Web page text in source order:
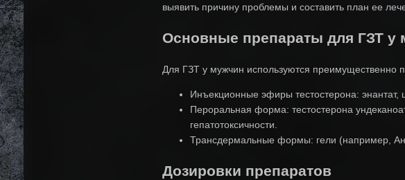
выявить причину проблемы и составить план ее
Основные препараты для ГЗТ у
Для ГЗТ у мужчин используются преимущественно
Инъекционные эфиры тестостерона: энантат,
Пероральная форма: тестостерона
гепатотоксичности.
Трансдермальные формы: гели (например,
Дозировки препаратов